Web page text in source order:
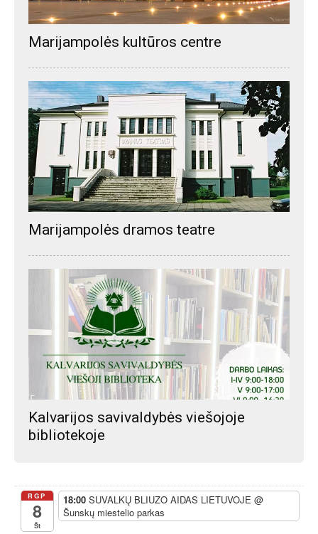
Marijampolės kultūros centre
Marijampolės dramos teatre
Kalvarijos savivaldybės viešojoje
bibliotekoje
RGP
8
Št
18:00 SUVALKŲ BLIUZO AIDAS LIETUVOJE @
Šunskų miestelio parkas